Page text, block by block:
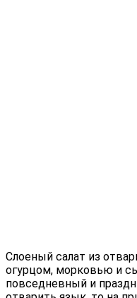
Слоеный салат из
огурцом, морковью и
повседневный и